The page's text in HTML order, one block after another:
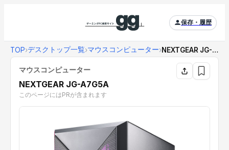
保存・履歴
TOP›デスクトップ一覧›マウスコンピューター› NEXTGEAR JG-A7G5A
マウスコンピューター
NEXTGEAR JG-A7G5A
このページにはPRが含まれます